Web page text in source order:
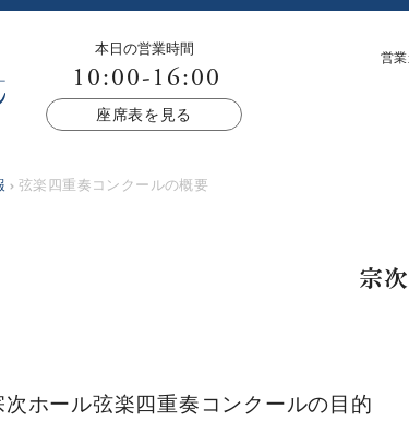
本日の営業時間
10:00-16:00
座席表を見る
営
弦楽四重奏コンクールの概要
宗
次ホール弦楽四重奏コンクールの目的